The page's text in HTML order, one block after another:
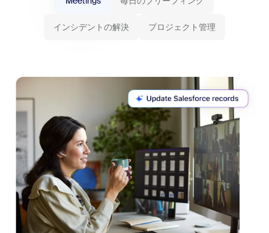
インシデントの解決 プロジェクト管理